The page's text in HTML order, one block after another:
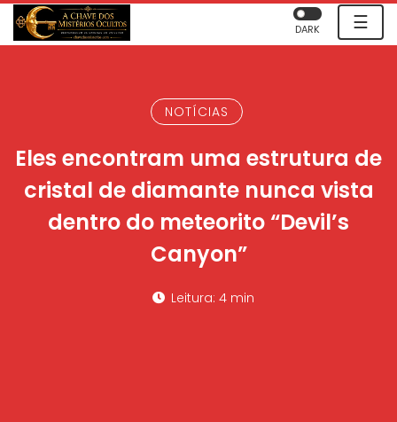
☰
DARK
NOTÍCIAS
Eles encontram uma estrutura de
cristal de diamante nunca vista
dentro do meteorito “Devil’s
Canyon”
Leitura: 4 min